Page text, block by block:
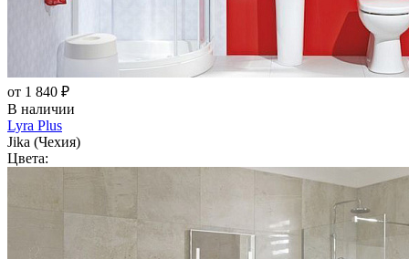
от 1 840 ₽
В наличии
Lyra Plus
Jika (Чехия)
Цвета: